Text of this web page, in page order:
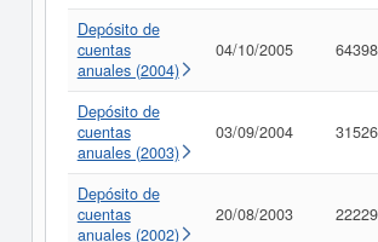
Depósito de
cuentas
anuales (2004)
04/10/2005
Depósito de
cuentas
anuales (2003)
03/09/2004
Depósito de
cuentas
anuales (2002)
20/08/2003